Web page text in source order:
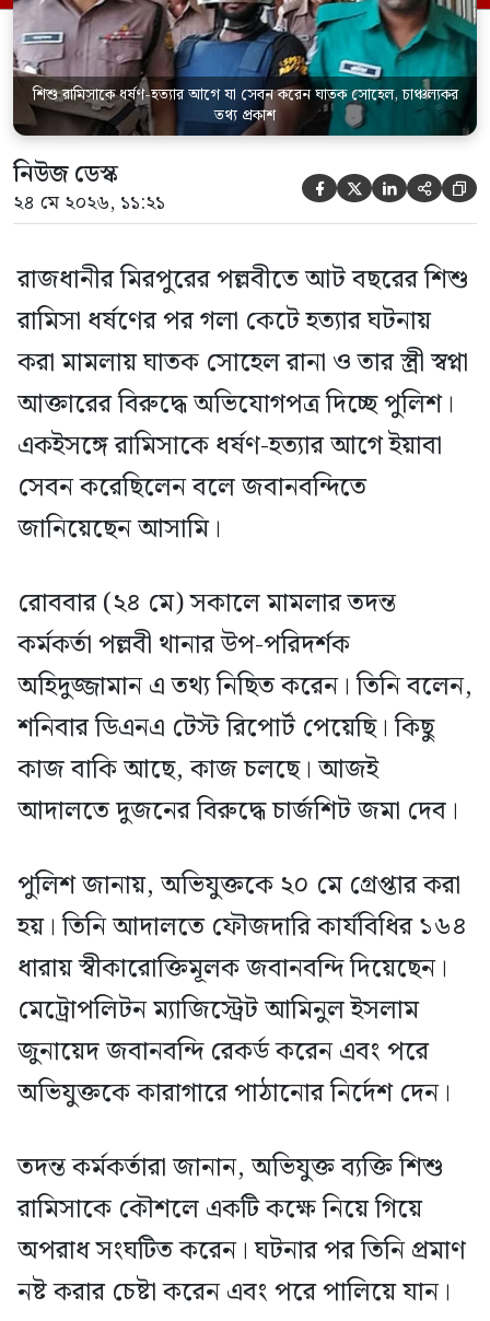
পরিদর্শক অহিদুজ্জামান এ তথ্য নিছিত করেন।
তিনি বলেন, […]
শিশু রামিসাকে ধর্ষণ-হত্যার আগে যা সেবন করেন ঘাতক সোহেল, চাঞ্চল্যকর
তথ্য প্রকাশ
নিউজ ডেস্ক
২৪ মে ২০২৬, ১১:২১     
রাজধানীর মিরপুরের পল্লবীতে আট বছরের শিশু
রামিসা ধর্ষণের পর গলা কেটে হত্যার ঘটনায়
করা মামলায় ঘাতক সোহেল রানা ও তার স্ত্রী স্বপ্না
আক্তারের বিরুদ্ধে অভিযোগপত্র দিচ্ছে পুলিশ।
একইসঙ্গে রামিসাকে ধর্ষণ-হত্যার আগে ইয়াবা
সেবন করেছিলেন বলে জবানবন্দিতে
জানিয়েছেন আসামি।
রোববার (২৪ মে) সকালে মামলার তদন্ত
কর্মকর্তা পল্লবী থানার উপ-পরিদর্শক
অহিদুজ্জামান এ তথ্য নিছিত করেন। তিনি বলেন,
শনিবার ডিএনএ টেস্ট রিপোর্ট পেয়েছি। কিছু
কাজ বাকি আছে, কাজ চলছে। আজই
আদালতে দুজনের বিরুদ্ধে চার্জশিট জমা দেব।
পুলিশ জানায়, অভিযুক্তকে ২০ মে গ্রেপ্তার করা
হয়। তিনি আদালতে ফৌজদারি কার্যবিধির ১৬৪
ধারায় স্বীকারোক্তিমূলক জবানবন্দি দিয়েছেন।
মেট্রোপলিটন ম্যাজিস্ট্রেট আমিনুল ইসলাম
জুনায়েদ জবানবন্দি রেকর্ড করেন এবং পরে
অভিযুক্তকে কারাগারে পাঠানোর নির্দেশ দেন।
তদন্ত কর্মকর্তারা জানান, অভিযুক্ত ব্যক্তি শিশু
রামিসাকে কৌশলে একটি কক্ষে নিয়ে গিয়ে
অপরাধ সংঘটিত করেন। ঘটনার পর তিনি প্রমাণ
নষ্ট করার চেষ্টা করেন এবং পরে পালিয়ে যান।